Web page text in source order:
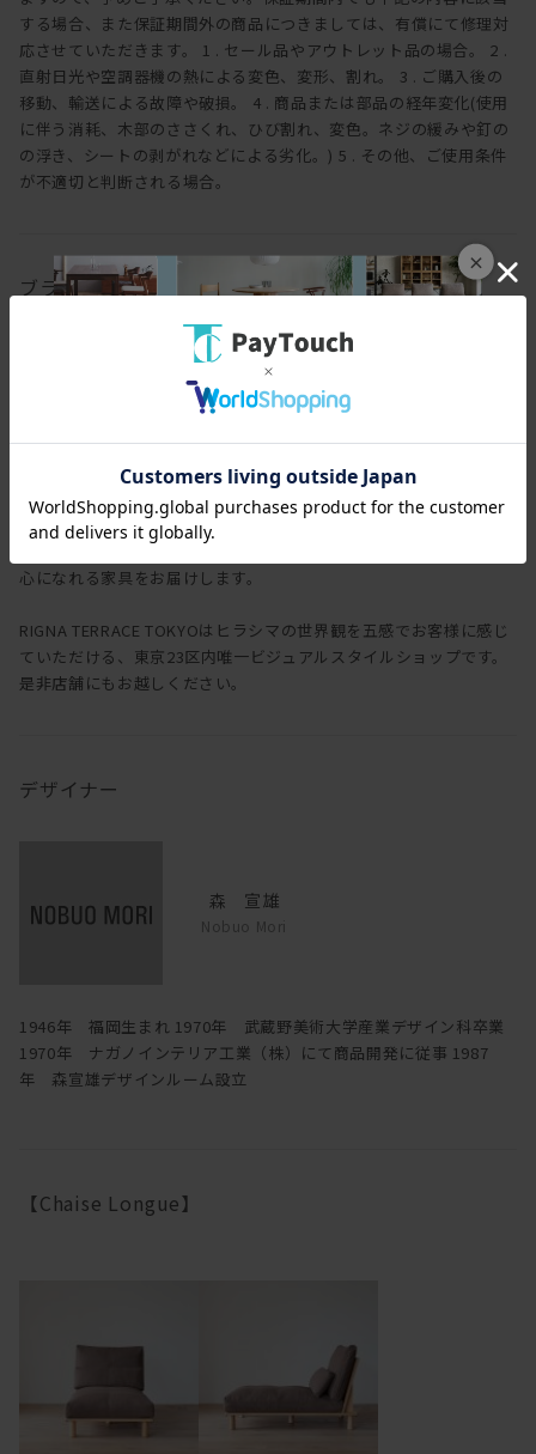
×
する場合、また保証期間外の商品につきましては、有償にて修理対
応させていただきます。 1 . セール品やアウトレット品の場合。 2 .
直射日光や空調器機の熱による変色、変形、割れ。 3 . ご購入後の
移動、輸送による故障や破損。 4 . 商品または部品の経年変化(使用
に伴う消耗、木部のささくれ、ひび割れ、変色。ネジの緩みや釘の
の浮き、シートの剥がれなどによる劣化。) 5 . その他、ご使用条件
が不適切と判断される場合。
ブランド
ヒラシマ
一瞬だとしても、一目見て ときめいたり わくわくしたり空間を
心になれる家具をお届けします。
RIGNA TERRACE TOKYOはヒラシマの世界観を五感でお客様に感じ
ていただける、東京23区内唯一ビジュアルスタイルショップです。
是非店舗にもお越しください。
デザイナー
森 宣雄
Nobuo Mori
1946年 福岡生まれ 1970年 武蔵野美術大学産業デザイン科卒業
1970年 ナガノインテリア工業（株）にて商品開発に従事 1987
年 森宣雄デザインルーム設立
【Chaise Longue】